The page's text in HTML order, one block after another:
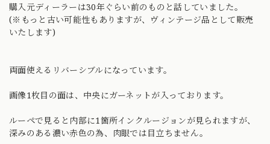
購入元ディーラーは30年ぐらい前のものと話していました。
(※もっと古い可能性もありますが、ヴィンテージ品として販売
いたします)
両面使えるリバーシブルになっています。
画像1枚目の面は、中央にガーネットが入っております。
ルーペで見ると内部に1箇所インクルージョンが見られますが、
深みのある濃い赤色の為、肉眼では目立ちません。